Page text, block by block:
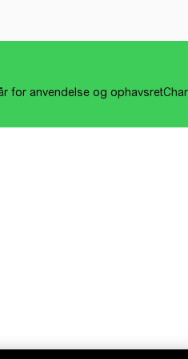
for anvendelse og ophavsret